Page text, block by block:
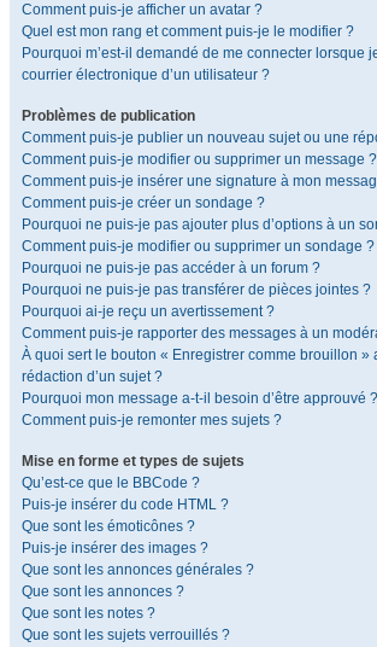
Comment puis-je afficher un avatar ?
Quel est mon rang et comment puis-je le modifier ?
Pourquoi m’est-il demandé de me connecter lorsque
courrier électronique d’un utilisateur ?
Problèmes de publication
Comment puis-je publier un nouveau sujet ou une
Comment puis-je modifier ou supprimer un message ?
Comment puis-je insérer une signature à mon
Comment puis-je créer un sondage ?
Pourquoi ne puis-je pas ajouter plus d’options à un
Comment puis-je modifier ou supprimer un sondage ?
Pourquoi ne puis-je pas accéder à un forum ?
Pourquoi ne puis-je pas transférer de pièces jointes ?
Pourquoi ai-je reçu un avertissement ?
Comment puis-je rapporter des messages à un
À quoi sert le bouton « Enregistrer comme brouillon »
rédaction d’un sujet ?
Pourquoi mon message a-t-il besoin d’être approuvé ?
Comment puis-je remonter mes sujets ?
Mise en forme et types de sujets
Qu’est-ce que le BBCode ?
Puis-je insérer du code HTML ?
Que sont les émoticônes ?
Puis-je insérer des images ?
Que sont les annonces générales ?
Que sont les annonces ?
Que sont les notes ?
Que sont les sujets verrouillés ?